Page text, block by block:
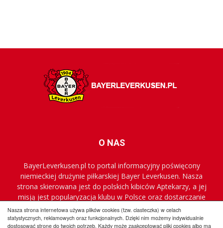
Nasza strona internetowa używa plików cookies (tzw. ciasteczka) w celach
statystycznych, reklamowych oraz funkcjonalnych. Dzięki nim możemy indywidualnie
dostosować stronę do twoich potrzeb. Każdy może zaakceptować pliki cookies albo ma
O NAS
BayerLeverkusen.pl to portal informacyjny poświęcony
niemieckiej drużynie piłkarskiej Bayer Leverkusen. Nasza
strona skierowana jest do polskich kibiców Aptekarzy, a jej
misją jest popularyzacja klubu w Polsce oraz dostarczanie
najnowszych informacji.